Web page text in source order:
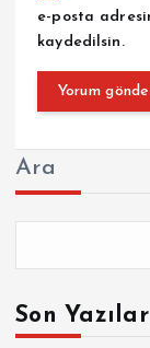
e-posta
kaydedilsin.
Ara
Son Yazılar